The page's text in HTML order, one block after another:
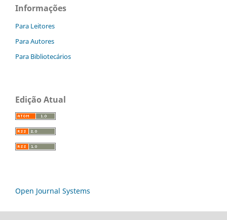
Informações
Para Leitores
Para Autores
Para Bibliotecários
Edição Atual
Open Journal Systems